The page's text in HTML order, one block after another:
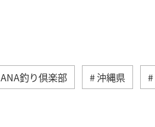
ANA釣り倶楽部 沖縄県